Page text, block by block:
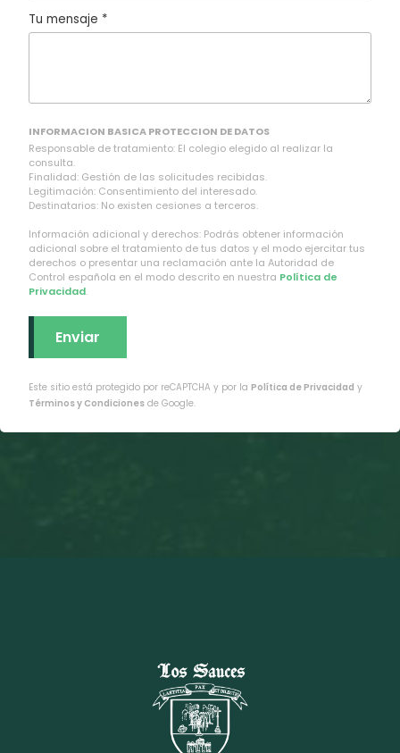
Tu mensaje *
INFORMACION BASICA PROTECCION DE DATOS
Responsable de tratamiento: El colegio elegido al realizar la
consulta.
Finalidad: Gestión de las solicitudes recibidas.
Legitimación: Consentimiento del interesado.
Destinatarios: No existen cesiones a terceros.
Información adicional y derechos: Podrás obtener información
adicional sobre el tratamiento de tus datos y el modo ejercitar tus
derechos o presentar una reclamación ante la Autoridad de
Control española en el modo descrito en nuestra Política de
Privacidad.
Este sitio está protegido por reCAPTCHA y por la Política de Privacidad y
Términos y Condiciones de Google.